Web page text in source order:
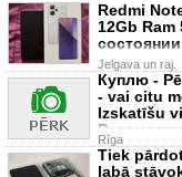
Redmi
12Gb
Jelgava un raj.
Куплю -
- vai citu
Izskatīšu
Rīga
Tiek
labā